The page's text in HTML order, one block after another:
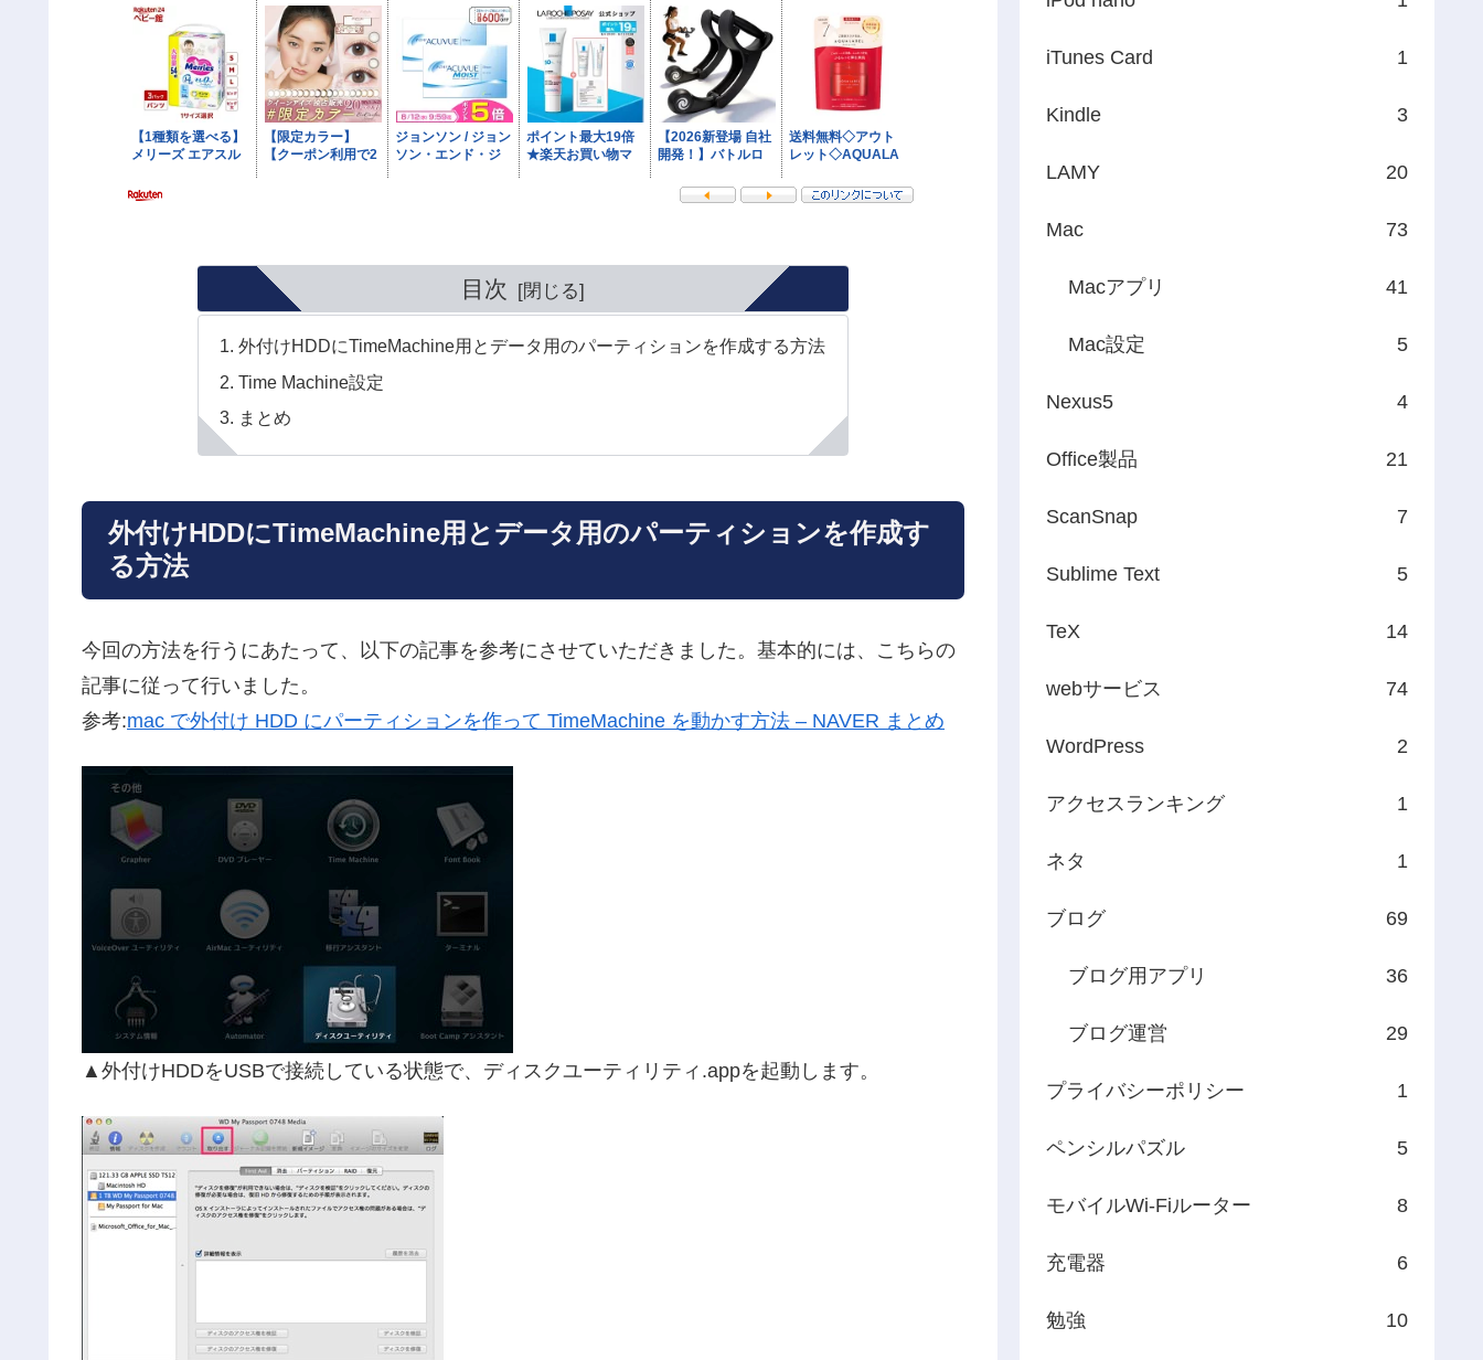
目次
外付けHDDにTimeMachine用とデータ用のパーティションを作成する方法
Time Machine設定
まとめ
外付けHDDにTimeMachine用とデータ用のパーティションを作成す
る方法
今回の方法を行うにあたって、以下の記事を参考にさせていただきました。基本的には、こちらの
記事に従って行いました。
参考:mac で外付け HDD にパーティションを作って TimeMachine を動かす方法 – NAVER まとめ
▲外付けHDDをUSBで接続している状態で、ディスクユーティリティ.appを起動します。
iTunes Card 1
Kindle 3
LAMY 20
Mac 73
Macアプリ 41
Mac設定 5
Nexus5 4
Office製品 21
ScanSnap 7
Sublime Text 5
TeX 14
webサービス 74
WordPress 2
アクセスランキング 1
ネタ 1
ブログ 69
ブログ用アプリ 36
ブログ運営 29
プライバシーポリシー 1
ペンシルパズル 5
モバイルWi-Fiルーター 8
充電器 6
勉強 10